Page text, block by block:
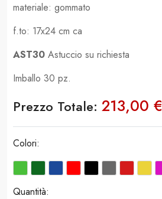
materiale: gommato
f.to: 17x24 cm ca
AST30 Astuccio su richiesta
Imballo 30 pz.
Prezzo Totale: 213,00 €
Colori:
Quantità: